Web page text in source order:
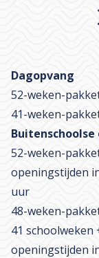
Dagopvang
52-weken-
41-weken-
Buitenschoolse
52-weken-
openingstijden
uur
48-weken-
41 schoolweken
openingstijden